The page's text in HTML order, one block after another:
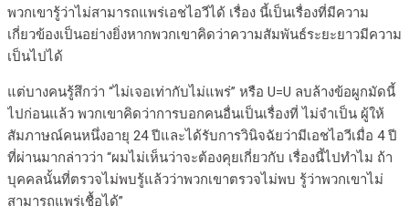
พวกเขารู้ว่าไม่สามารถแพร่เอชไอวีได้ เรื่อง นี้เป็นเรื่องที่มีความ
เกี่ยวข้องเป็นอย่างยิ่งหากพวกเขาคิดว่าความสัมพันธ์ระยะยาวมีความ
เป็นไปได้
แต่บางคนรู้สึกว่า “ไม่เจอเท่ากับไม่แพร่” หรือ U=U ลบล้างข้อผูกมัดนี้
ไปก่อนแล้ว พวกเขาคิดว่าการบอกคนอื่นเป็นเรื่องที่ ไม่จำเป็น ผู้ให้
สัมภาษณ์คนหนึ่งอายุ 24 ปีและได้รับการวินิจฉัยว่ามีเอชไอวีเมื่อ 4 ปี
ที่ผ่านมากล่าวว่า “ผมไม่เห็นว่าจะต้องคุยเกี่ยวกับ เรื่องนี้ไปทำไม ถ้า
บุคคลนั้นที่ตรวจไม่พบรู้แล้วว่าพวกเขาตรวจไม่พบ รู้ว่าพวกเขาไม่
สามารถแพร่เชื้อได้”